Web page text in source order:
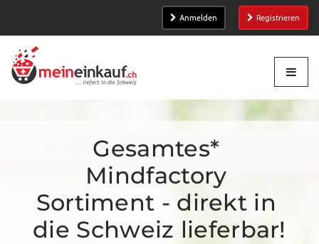
Anmelden Registrieren
Gesamtes*
Mindfactory
Sortiment - direkt in
die Schweiz lieferbar!